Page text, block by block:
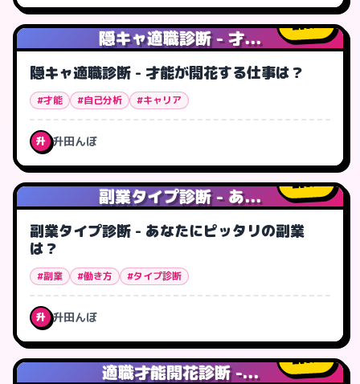
隠キャ適職診断 - 才...
0人
隠キャ適職診断 - 才能が開花する仕事は？
#才能 #自己分析 #キャリア
升 升田んぼ
副業タイプ診断 - あ...
8人
副業タイプ診断 - あなたにピッタリの副業
は？
#副業 #働き方 #タイプ診断
升 升田んぼ
適職才能開花診断 -...
0人